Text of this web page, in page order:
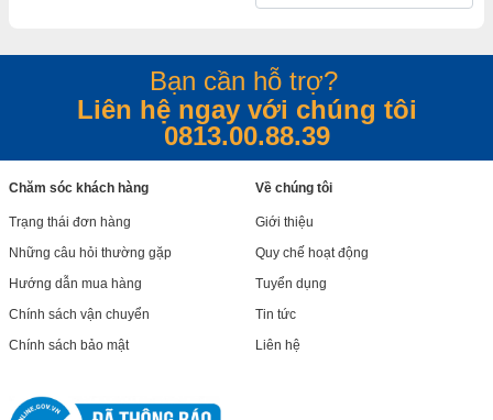
Bạn cần hỗ trợ?
Liên hệ ngay với chúng tôi
0813.00.88.39
Chăm sóc khách hàng
Trạng thái đơn hàng
Những câu hỏi thường gặp
Hướng dẫn mua hàng
Chính sách vận chuyển
Chính sách bảo mật
Về chúng tôi
Giới thiệu
Quy chế hoạt động
Tuyển dụng
Tin tức
Liên hệ